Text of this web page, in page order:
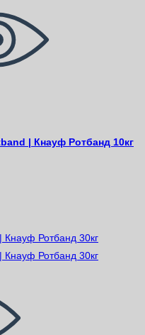
| Кнауф Ротбанд 10кг